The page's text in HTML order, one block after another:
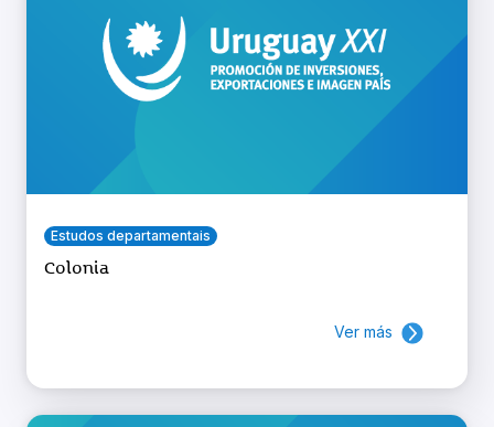
Estudos departamentais
Colonia
Ver más